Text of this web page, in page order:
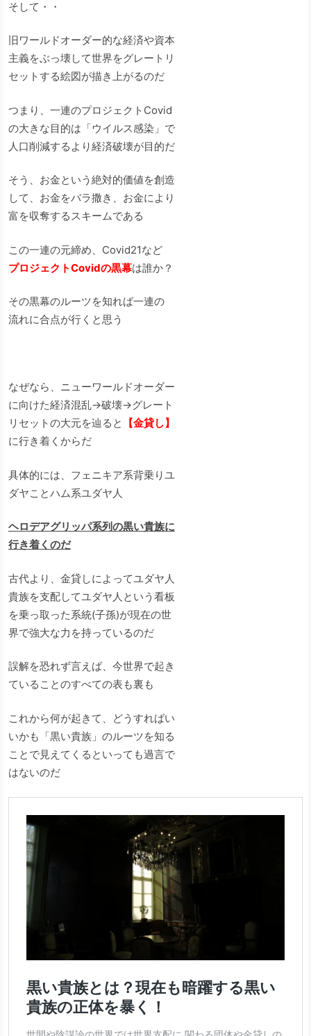
そして・・
旧ワールドオーダー的な経済や資本
主義をぶっ壊して世界をグレートリ
セットする絵図が描き上がるのだ
つまり、一連のプロジェクトCovid
の大きな目的は「ウイルス感染」で
人口削減するより経済破壊が目的だ
そう、お金という絶対的価値を創造
して、お金をバラ撒き、お金により
富を収奪するスキームである
この一連の元締め、Covid21など
プロジェクトCovidの黒幕は誰か？
その黒幕のルーツを知れば一連の
流れに合点が行くと思う
なぜなら、ニューワールドオーダー
に向けた経済混乱→破壊→グレート
リセットの大元を辿ると
【金貸し】
に行き着くからだ
具体的には、フェニキア系背乗りユ
ダヤことハム系ユダヤ人
ヘロデアグリッパ系列の黒い貴族に
行き着くのだ
古代より、金貸しによってユダヤ人
貴族を支配してユダヤ人という看板
を乗っ取った系統(子孫)が現在の世
界で強大な力を持っているのだ
誤解を恐れず言えば、今世界で起き
ていることのすべての表も裏も
これから何が起きて、どうすればい
いかも「黒い貴族」のルーツを知る
ことで見えてくるといっても過言で
はないのだ